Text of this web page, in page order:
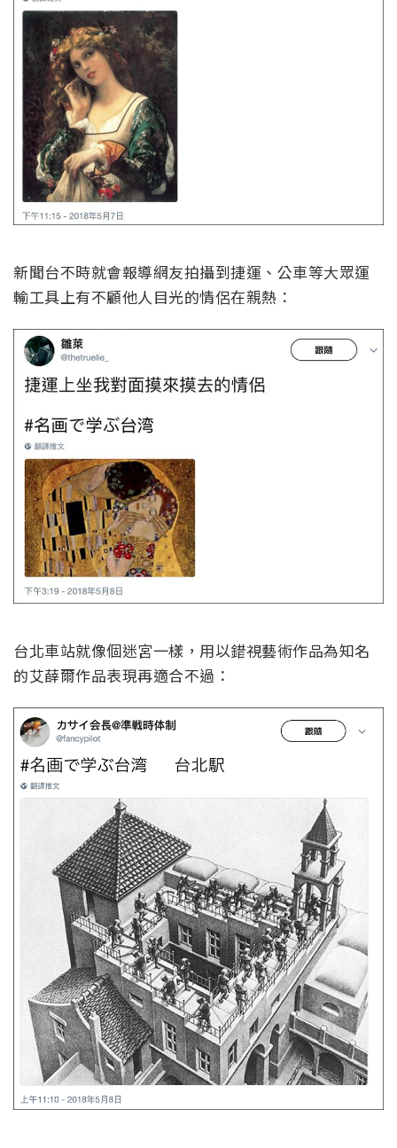
新聞台不時就會報導網友拍攝到捷運、公車等大眾運
輸工具上有不顧他人目光的情侶在親熱：
台北車站就像個迷宮一樣，用以錯視藝術作品為知名
的艾薛爾作品表現再適合不過：